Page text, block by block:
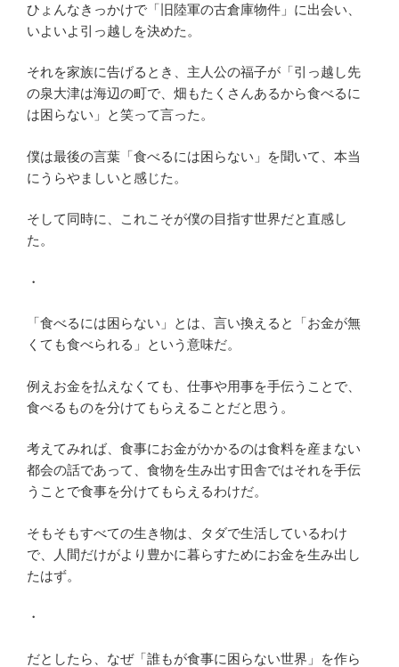
ひょんなきっかけで「旧陸軍の古倉庫物件」に出会い、
いよいよ引っ越しを決めた。
それを家族に告げるとき、主人公の福子が「引っ越し先
の泉大津は海辺の町で、畑もたくさんあるから食べるに
は困らない」と笑って言った。
僕は最後の言葉「食べるには困らない」を聞いて、本当
にうらやましいと感じた。
そして同時に、これこそが僕の目指す世界だと直感し
た。
・
「食べるには困らない」とは、言い換えると「お金が無
くても食べられる」という意味だ。
例えお金を払えなくても、仕事や用事を手伝うことで、
食べるものを分けてもらえることだと思う。
考えてみれば、食事にお金がかかるのは食料を産まない
都会の話であって、食物を生み出す田舎ではそれを手伝
うことで食事を分けてもらえるわけだ。
そもそもすべての生き物は、タダで生活しているわけ
で、人間だけがより豊かに暮らすためにお金を生み出し
たはず。
・
だとしたら、なぜ「誰もが食事に困らない世界」を作ら